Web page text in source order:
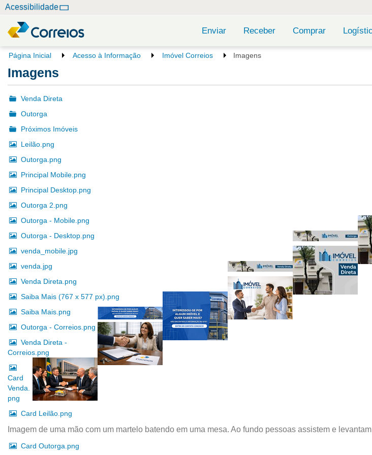
Acessibilidade
Enviar Receber Comprar
V
ê
e
á
q
u
Página Inicial Acesso à Informação Imóvel Correios Imagens
Imagens
Venda Direta
Outorga
Próximos Imóveis
Leilão.png
Outorga.png
Principal Mobile.png
Principal Desktop.png
Outorga 2.png
Outorga - Mobile.png
Outorga - Desktop.png
venda_mobile.jpg
venda.jpg
Venda Direta.png
Saiba Mais (767 x 577 px).png
Saiba Mais.png
Outorga - Correios.png
Venda Direta -
Correios.png
Card
Venda.
png
Card Leilão.png
Imagem de uma mão com um martelo batendo em uma mesa. Ao fundo pessoas assistem e
Card Outorga.png